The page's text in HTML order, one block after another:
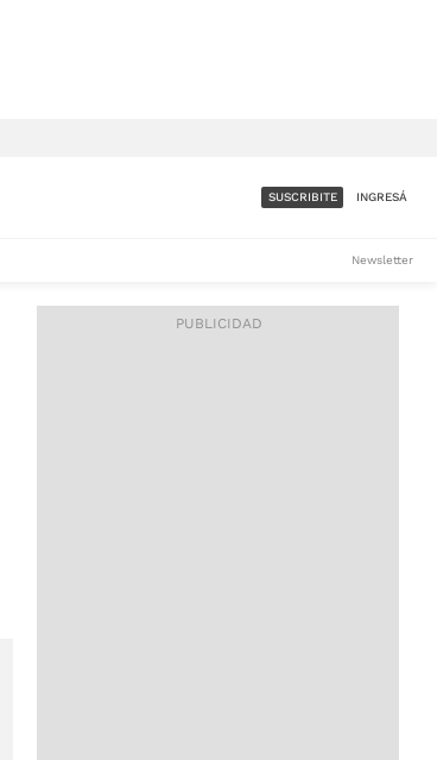
ACCESO FULL - $1.800/MES
SUSCRIBITE INGRESÁ
Newsletter